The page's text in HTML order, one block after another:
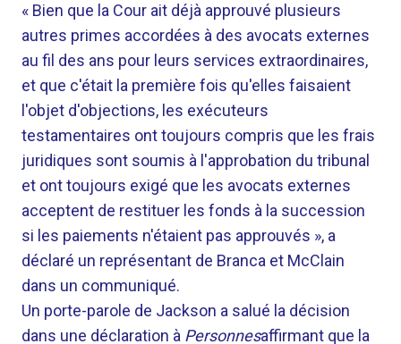
« Bien que la Cour ait déjà approuvé plusieurs
autres primes accordées à des avocats externes
au fil des ans pour leurs services extraordinaires,
et que c'était la première fois qu'elles faisaient
l'objet d'objections, les exécuteurs
testamentaires ont toujours compris que les frais
juridiques sont soumis à l'approbation du tribunal
et ont toujours exigé que les avocats externes
acceptent de restituer les fonds à la succession
si les paiements n'étaient pas approuvés », a
déclaré un représentant de Branca et McClain
dans un communiqué.
Un porte-parole de Jackson a salué la décision
dans une déclaration à Personnesaffirmant que la